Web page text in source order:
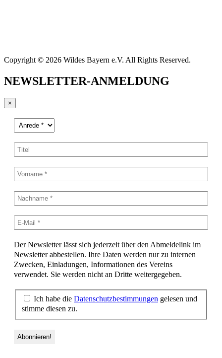
Copyright © 2026 Wildes Bayern e.V. All Rights Reserved.
NEWSLETTER-ANMELDUNG
×
Der Newsletter lässt sich jederzeit über den Abmeldelink im
Newsletter abbestellen. Ihre Daten werden nur zu internen
Zwecken, Einladungen, Informationen des Vereins
verwendet. Sie werden nicht an Dritte weitergegeben.
Ich habe die Datenschutzbestimmungen gelesen und
stimme diesen zu.